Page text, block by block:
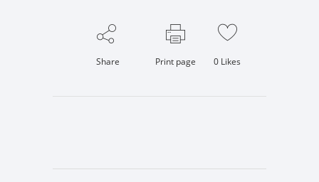
Share Print page 0 Likes